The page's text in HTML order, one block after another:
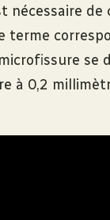
nécessaire
terme
se
à 0,2